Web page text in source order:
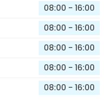
08:00 - 16:00
08:00 - 16:00
08:00 - 16:00
08:00 - 16:00
08:00 - 16:00